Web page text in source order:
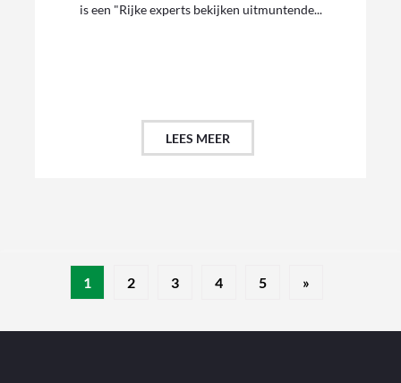
is een "Rijke experts bekijken uitmuntende...
LEES MEER
1 2 3 4 5 »